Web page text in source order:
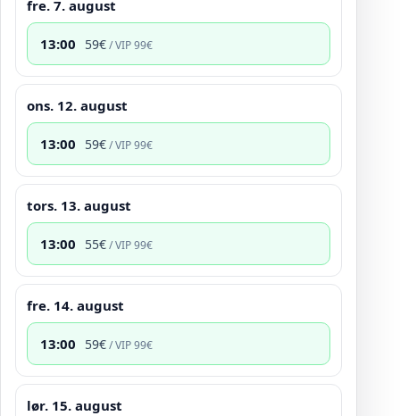
fre. 7. august
13:00 59€/ VIP99€
ons. 12. august
13:00 59€/ VIP99€
tors. 13. august
13:00 55€/ VIP99€
fre. 14. august
13:00 59€/ VIP99€
lør. 15. august